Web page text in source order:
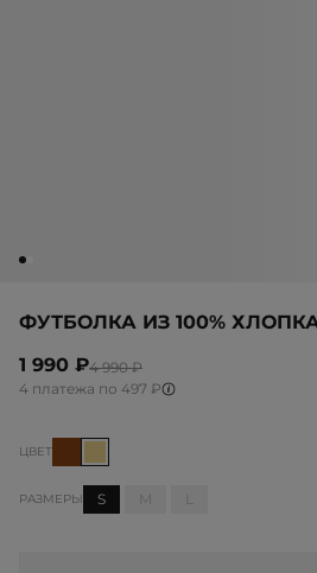
ФУТБОЛКА ИЗ 100%
1 990 ₽4 990 ₽
4 платежа по 497 ₽
ЦВЕТ
РАЗМЕРЫ S M